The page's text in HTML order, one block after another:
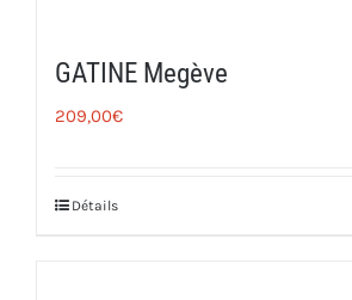
GATINE Megève
209,00€
Détails